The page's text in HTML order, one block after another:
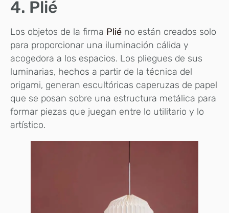
4. Plié
Los objetos de la firma Plié no están creados solo
para proporcionar una iluminación cálida y
acogedora a los espacios. Los pliegues de sus
luminarias, hechos a partir de la técnica del
origami, generan escultóricas caperuzas de papel
que se posan sobre una estructura metálica para
formar piezas que juegan entre lo utilitario y lo
artístico.